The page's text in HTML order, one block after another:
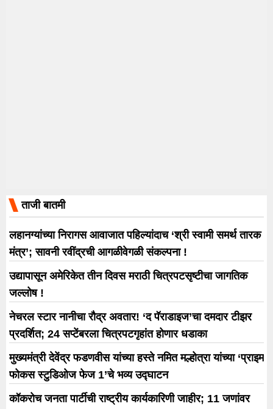
ताजी बातमी
लहानग्यांच्या निरागस आवाजात पहिल्यांदाच ‘श्री स्वामी समर्थ तारक
मंत्र’; सावनी रवींद्रची आगळीवेगळी संकल्पना !
उद्यापासून अमेरिकेत तीन दिवस मराठी चित्रपटसृष्टीचा जागतिक
जल्लोष !
नेचरल स्टार नानीचा रौद्र अवतार! ‘द पॅराडाइज’चा दमदार टीझर
प्रदर्शित; 24 सप्टेंबरला चित्रपटगृहांत होणार धडाका
मुख्यमंत्री देवेंद्र फडणवीस यांच्या हस्ते नमित मल्होत्रा यांच्या ‘प्राइम
फोकस स्टुडिओज फेज 1’चे भव्य उद्घाटन
कॉकरोच जनता पार्टीची राष्ट्रीय कार्यकारिणी जाहीर; 11 जणांवर